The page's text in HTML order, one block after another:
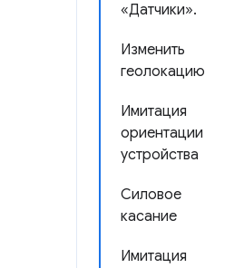
«Датчики».
Изменить
геолокацию
Имитация
ориентации
устройства
Силовое
касание
Имитация